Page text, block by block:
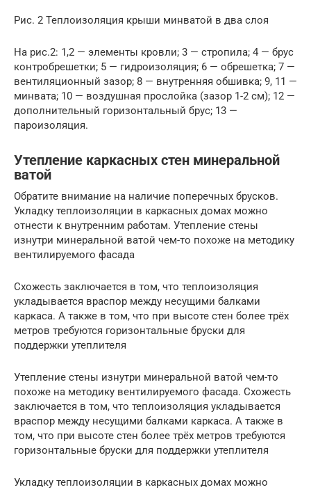
Рис. 2 Теплоизоляция крыши минватой в два слоя
На рис.2: 1,2 — элементы кровли; 3 — стропила; 4 — брус
контробрешетки; 5 — гидроизоляция; 6 — обрешетка; 7 —
вентиляционный зазор; 8 — внутренняя обшивка; 9, 11 —
минвата; 10 — воздушная прослойка (зазор 1-2 см); 12 —
дополнительный горизонтальный брус; 13 —
пароизоляция.
Утепление каркасных стен минеральной
ватой
Обратите внимание на наличие поперечных брусков.
Укладку теплоизоляции в каркасных домах можно
отнести к внутренним работам. Утепление стены
изнутри минеральной ватой чем-то похоже на методику
вентилируемого фасада
Схожесть заключается в том, что теплоизоляция
укладывается враспор между несущими балками
каркаса. А также в том, что при высоте стен более трёх
метров требуются горизонтальные бруски для
поддержки утеплителя
Утепление стены изнутри минеральной ватой чем-то
похоже на методику вентилируемого фасада. Схожесть
заключается в том, что теплоизоляция укладывается
враспор между несущими балками каркаса. А также в
том, что при высоте стен более трёх метров требуются
горизонтальные бруски для поддержки утеплителя
Укладку теплоизоляции в каркасных домах можно